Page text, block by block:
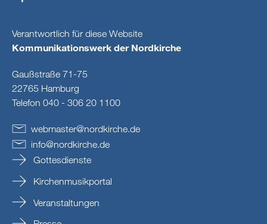
Verantwortlich für diese Website
Kommunikationswerk der Nordkirche
Gaußstraße 71-75
22765 Hamburg
Telefon 040 - 306 20 1100
webmaster@nordkirche.de
info@nordkirche.de
Gottesdienste
Kirchenmusikportal
Veranstaltungen